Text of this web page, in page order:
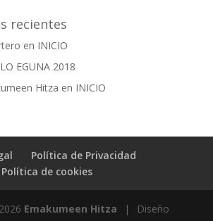
recientes
en INICIO
EGUNA 2018
Hitza en INICIO
Política de Privacidad
Política de cookies
Emakumeen Hitza |
Diseño